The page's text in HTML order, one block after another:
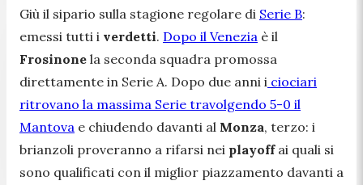
Giù il sipario sulla stagione regolare di Serie B:
emessi tutti i verdetti. Dopo il Venezia è il
Frosinone la seconda squadra promossa
direttamente in Serie A. Dopo due anni i ciociari
ritrovano la massima Serie travolgendo 5-0 il
Mantova e chiudendo davanti al Monza, terzo: i
brianzoli proveranno a rifarsi nei playoff ai quali si
sono qualificati con il miglior piazzamento davanti a